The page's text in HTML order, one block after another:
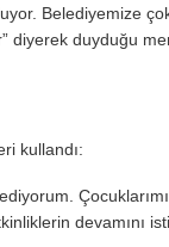
Belediyemize
diyerek duyduğu
kullandı:
devamını